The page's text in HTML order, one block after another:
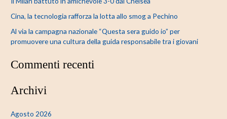
Cina, la tecnologia rafforza la lotta allo smog a Pechino
Al via la campagna nazionale “Questa sera guido io” per
promuovere una cultura della guida responsabile tra i giovani
Commenti recenti
Archivi
Agosto 2026